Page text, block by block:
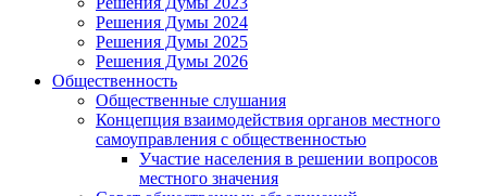
Решения Думы 2024
Решения Думы 2025
Решения Думы 2026
Общественность
Общественные слушания
Концепция взаимодействия органов местного
самоуправления с общественностью
Участие населения в решении вопросов
местного значения